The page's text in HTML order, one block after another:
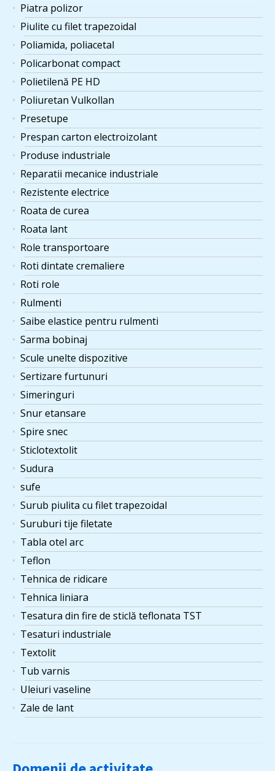
Piatra polizor
Piulite cu filet trapezoidal
Poliamida, poliacetal
Policarbonat compact
Polietilenă PE HD
Poliuretan Vulkollan
Presetupe
Prespan carton electroizolant
Produse industriale
Reparatii mecanice industriale
Rezistente electrice
Roata de curea
Roata lant
Role transportoare
Roti dintate cremaliere
Roti role
Rulmenti
Saibe elastice pentru rulmenti
Sarma bobinaj
Scule unelte dispozitive
Sertizare furtunuri
Simeringuri
Snur etansare
Spire snec
Sticlotextolit
Sudura
sufe
Surub piulita cu filet trapezoidal
Suruburi tije filetate
Tabla otel arc
Teflon
Tehnica de ridicare
Tehnica liniara
Tesatura din fire de sticlă teflonata TST
Tesaturi industriale
Textolit
Tub varnis
Uleiuri vaseline
Zale de lant